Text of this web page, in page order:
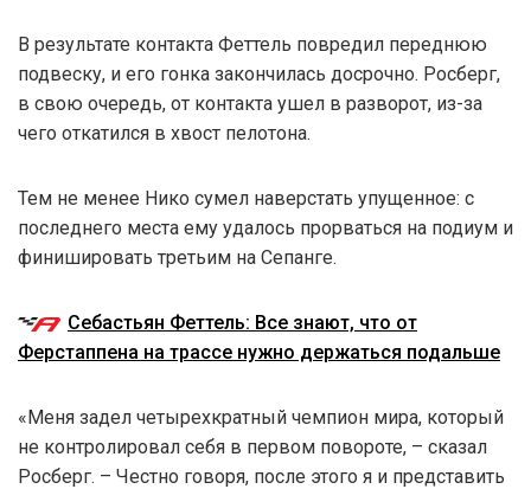
В результате контакта Феттель повредил переднюю
подвеску, и его гонка закончилась досрочно. Росберг,
в свою очередь, от контакта ушел в разворот, из-за
чего откатился в хвост пелотона.
Тем не менее Нико сумел наверстать упущенное: с
последнего места ему удалось прорваться на подиум и
финишировать третьим на Сепанге.
Себастьян Феттель: Все знают, что от
Ферстаппена на трассе нужно держаться подальше
«Меня задел четырехкратный чемпион мира, который
не контролировал себя в первом повороте, – сказал
Росберг. – Честно говоря, после этого я и представить